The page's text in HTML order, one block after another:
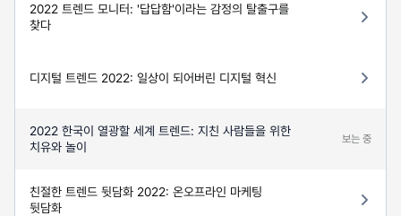
2022 트렌드 모니터: '답답함'이라는 감정의 탈출구를
찾다
디지털 트렌드 2022: 일상이 되어버린 디지털 혁신
2022 한국이 열광할 세계 트렌드: 지친 사람들을 위한
치유와 놀이
보는 중
친절한 트렌드 뒷담화 2022: 온오프라인 마케팅
뒷담화